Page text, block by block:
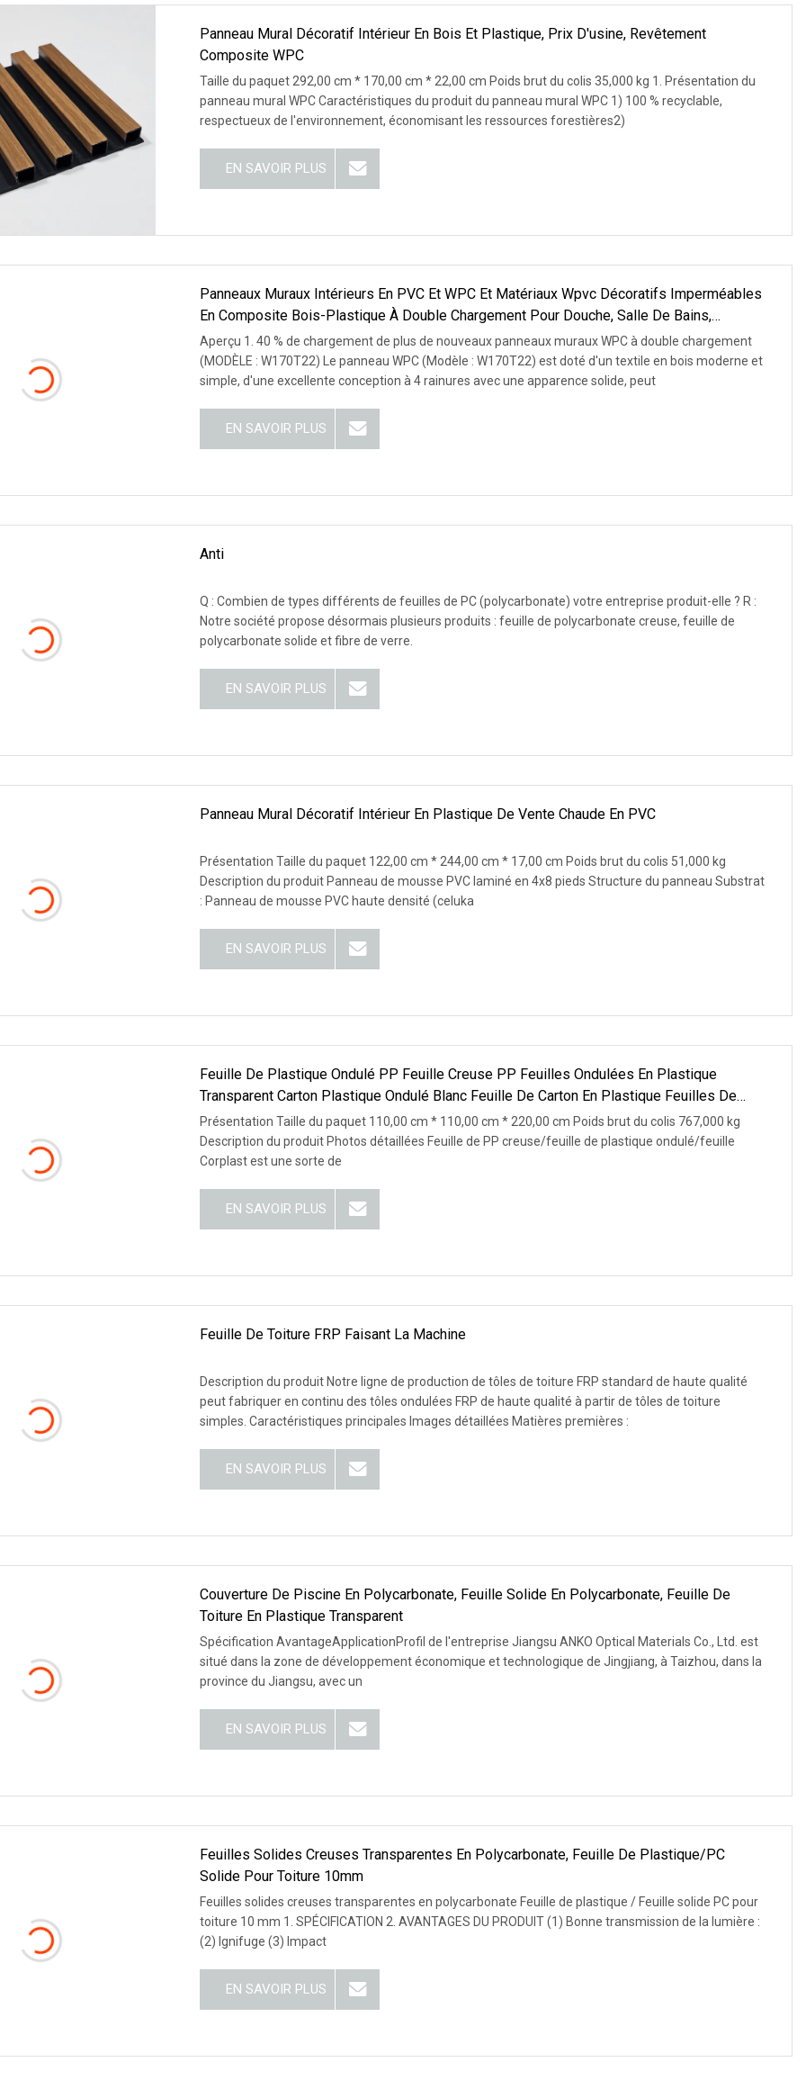
Panneau Mural Décoratif Intérieur En Bois Et Plastique, Prix D'usine, Revêtement
Composite WPC
Taille du paquet 292,00 cm * 170,00 cm * 22,00 cm Poids brut du colis 35,000 kg 1. Présentation du
panneau mural WPC Caractéristiques du produit du panneau mural WPC 1) 100 % recyclable,
respectueux de l'environnement, économisant les ressources forestières2)
EN SAVOIR PLUS
Panneaux Muraux Intérieurs En PVC Et WPC Et Matériaux Wpvc Décoratifs Imperméables
En Composite Bois-Plastique À Double Chargement Pour Douche, Salle De Bains,
Plafonds Et Revêtements De Sol
Aperçu 1. 40 % de chargement de plus de nouveaux panneaux muraux WPC à double chargement
(MODÈLE : W170T22) Le panneau WPC (Modèle : W170T22) est doté d'un textile en bois moderne et
simple, d'une excellente conception à 4 rainures avec une apparence solide, peut
EN SAVOIR PLUS
Anti
Q : Combien de types différents de feuilles de PC (polycarbonate) votre entreprise produit-elle ? R :
Notre société propose désormais plusieurs produits : feuille de polycarbonate creuse, feuille de
polycarbonate solide et fibre de verre.
EN SAVOIR PLUS
Panneau Mural Décoratif Intérieur En Plastique De Vente Chaude En PVC
Présentation Taille du paquet 122,00 cm * 244,00 cm * 17,00 cm Poids brut du colis 51,000 kg
Description du produit Panneau de mousse PVC laminé en 4x8 pieds Structure du panneau Substrat
: Panneau de mousse PVC haute densité (celuka
EN SAVOIR PLUS
Feuille De Plastique Ondulé PP Feuille Creuse PP Feuilles Ondulées En Plastique
Transparent Carton Plastique Ondulé Blanc Feuille De Carton En Plastique Feuilles De
Toiture Ondulées PE
Présentation Taille du paquet 110,00 cm * 110,00 cm * 220,00 cm Poids brut du colis 767,000 kg
Description du produit Photos détaillées Feuille de PP creuse/feuille de plastique ondulé/feuille
Corplast est une sorte de
EN SAVOIR PLUS
Feuille De Toiture FRP Faisant La Machine
Description du produit Notre ligne de production de tôles de toiture FRP standard de haute qualité
peut fabriquer en continu des tôles ondulées FRP de haute qualité à partir de tôles de toiture
simples. Caractéristiques principales Images détaillées Matières premières :
EN SAVOIR PLUS
Couverture De Piscine En Polycarbonate, Feuille Solide En Polycarbonate, Feuille De
Toiture En Plastique Transparent
Spécification AvantageApplicationProfil de l'entreprise Jiangsu ANKO Optical Materials Co., Ltd. est
situé dans la zone de développement économique et technologique de Jingjiang, à Taizhou, dans la
province du Jiangsu, avec un
EN SAVOIR PLUS
Feuilles Solides Creuses Transparentes En Polycarbonate, Feuille De Plastique/PC
Solide Pour Toiture 10mm
Feuilles solides creuses transparentes en polycarbonate Feuille de plastique / Feuille solide PC pour
toiture 10 mm 1. SPÉCIFICATION 2. AVANTAGES DU PRODUIT (1) Bonne transmission de la lumière :
(2) Ignifuge (3) Impact
EN SAVOIR PLUS